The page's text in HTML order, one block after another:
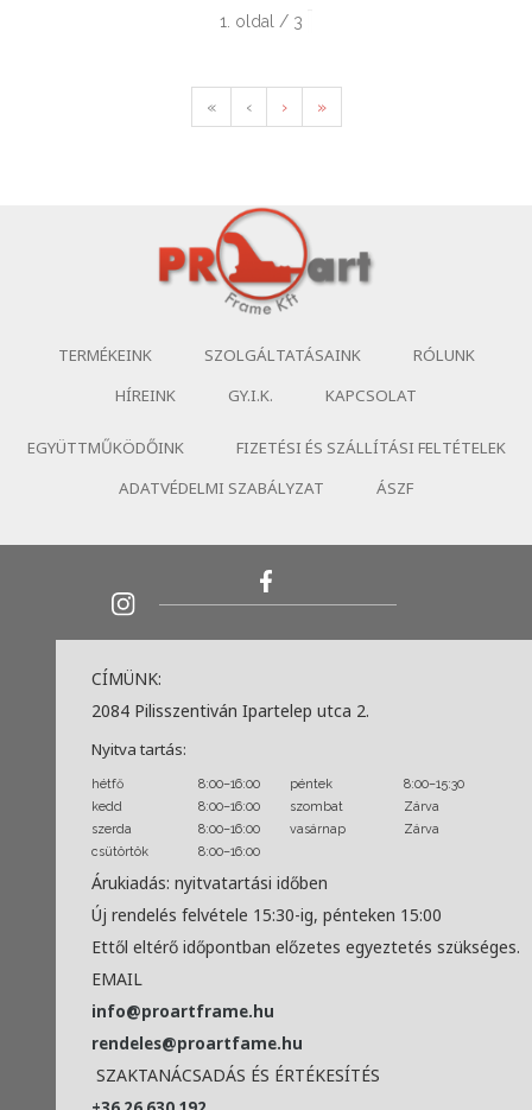
1. oldal / 3
« ‹ › »
TERMÉKEINK SZOLGÁLTATÁSAINK
RÓLUNK
HÍREINK
GY.I.K. KAPCSOLAT
EGYÜTTMŰKÖDŐINK
FIZETÉSI ÉS SZÁLLÍTÁSI FELTÉTELEK
ADATVÉDELMI SZABÁLYZAT
ÁSZF
CÍMÜNK:
2084 Pilisszentiván Ipartelep utca 2.
Nyitva tartás:
hétfő 8:00–16:00 péntek
8:00–15:30
kedd
8:00–16:00 szombat
Zárva
szerda
8:00–16:00 vasárnap
Zárva
csütörtök
8:00–16:00
Árukiadás: nyitvatartási időben
Új rendelés felvétele 15:30-ig, pénteken 15:00
Ettől eltérő időpontban előzetes egyeztetés szükséges.
EMAIL
info@proartframe.hu
rendeles@proartfame.hu
SZAKTANÁCSADÁS ÉS ÉRTÉKESÍTÉS